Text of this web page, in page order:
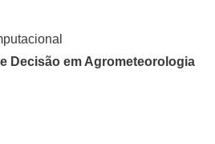
Decisão em Agrometeorologia